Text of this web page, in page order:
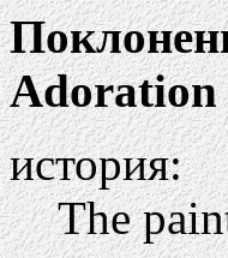
Adoration
история:
The